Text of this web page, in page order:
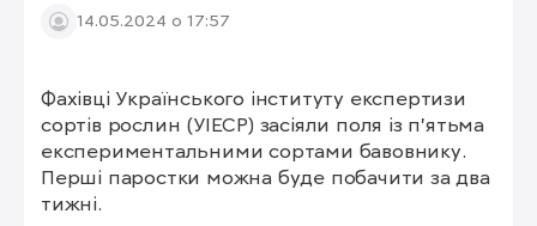
14.05.2024 о 17:57
Фахівці Українського інституту експертизи
сортів рослин (УІЕСР) засіяли поля із п’ятьма
експериментальними сортами бавовнику.
Перші паростки можна буде побачити за два
тижні.